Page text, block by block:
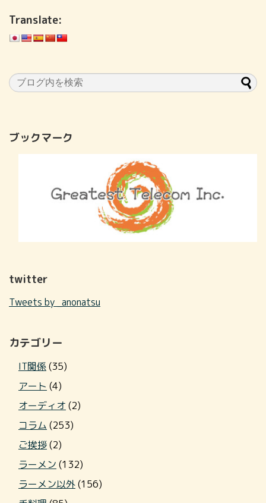
Translate:
ブックマーク
twitter
Tweets by _anonatsu
カテゴリー
IT関係(35)
アート (4)
オーディオ (2)
コラム (253)
ご挨拶(2)
ラーメン (132)
ラーメン以外(156)